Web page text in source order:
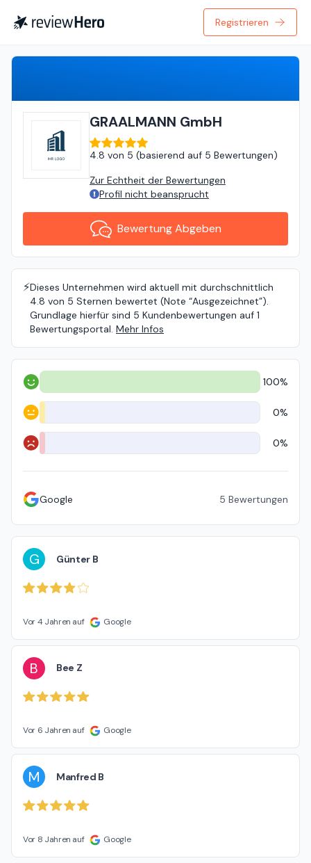
Registrieren
GRAALMANN GmbH
4.8 von 5 (basierend auf 5 Bewertungen)
Zur Echtheit der Bewertungen
Profil nicht beansprucht
Bewertung Abgeben
⚡️Dieses Unternehmen wird aktuell mit durchschnittlich
4.8 von 5 Sternen bewertet (Note “Ausgezeichnet”).
Grundlage hierfür sind 5 Kundenbewertungen auf 1
Bewertungsportal. Mehr Infos
Positiv 100%
Neutral 0%
Negativ 0%
Google 5 Bewertungen
G Günter B
Vor 4 Jahren auf Google
B Bee Z
Vor 6 Jahren auf Google
M Manfred B
Vor 8 Jahren auf Google